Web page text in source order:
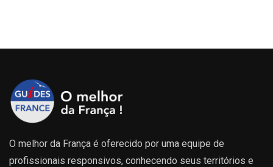
O melhor da França é oferecido por uma equipe de
profissionais responsivos, conhecendo seus territórios e